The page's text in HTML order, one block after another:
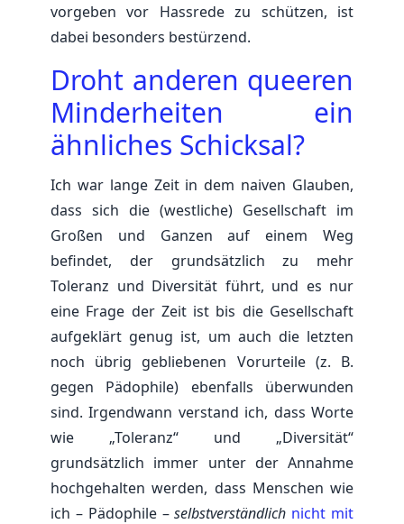
vorgeben vor Hassrede zu schützen, ist
dabei besonders bestürzend.
Droht anderen queeren
Minderheiten ein
ähnliches Schicksal?
Ich war lange Zeit in dem naiven Glauben,
dass sich die (westliche) Gesellschaft im
Großen und Ganzen auf einem Weg
befindet, der grundsätzlich zu mehr
Toleranz und Diversität führt, und es nur
eine Frage der Zeit ist bis die Gesellschaft
aufgeklärt genug ist, um auch die letzten
noch übrig gebliebenen Vorurteile (z. B.
gegen Pädophile) ebenfalls überwunden
sind. Irgendwann verstand ich, dass Worte
wie „Toleranz“ und „Diversität“
grundsätzlich immer unter der Annahme
hochgehalten werden, dass Menschen wie
ich – Pädophile –selbstverständlich nicht mit